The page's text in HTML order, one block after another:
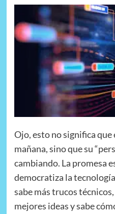
Ojo, esto no significa
mañana, sino que su
cambiando. La promesa
democratiza la
sabe más trucos
mejores ideas y sabe